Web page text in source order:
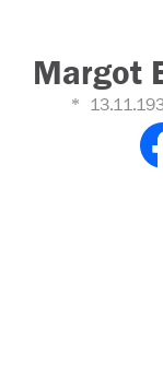
Margot